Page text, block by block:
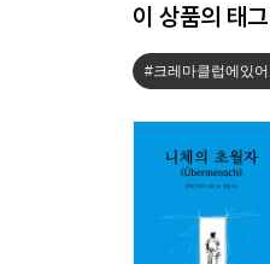
이 상품의 태그
#크레마클럽에있